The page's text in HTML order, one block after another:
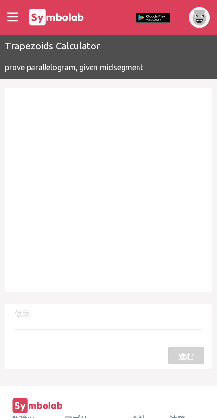
Trapezoids Calculator
prove parallelogram, given midsegment
仮定:
進む